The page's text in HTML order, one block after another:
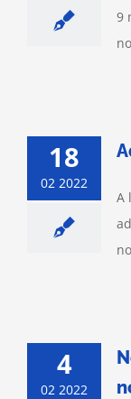
9
18
02 2022
A
4
02 2022